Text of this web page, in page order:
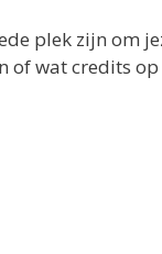
plek zijn om
of wat credits op